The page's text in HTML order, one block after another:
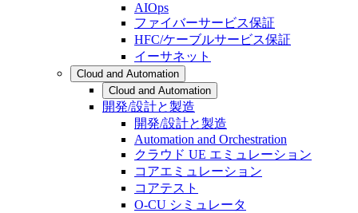
AIOps
ファイバーサービス保証
HFC/ケーブルサービス保証
イーサネット
Cloud and Automation
Cloud and Automation
開発/設計と製造
開発/設計と製造
Automation and Orchestration
クラウド UE エミュレーション
コアエミュレーション
コアテスト
O-CU シミュレータ